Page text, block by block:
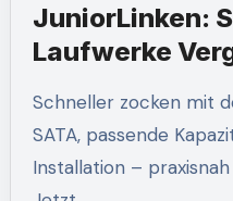
JuniorLinken:
Laufwerke
Schneller zocken mit der richtigen SSD: NVMe vs
SATA, passende
Installation –